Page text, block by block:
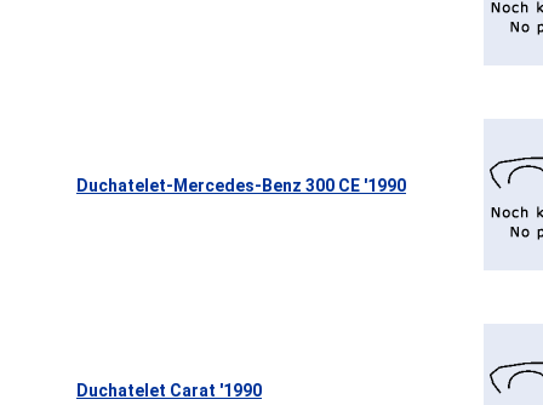
Duchatelet-Mercedes-Benz 300 CE '1990
Duchatelet Carat '1990